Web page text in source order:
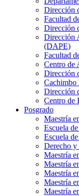
Dirección
Facultad
Dirección
Dirección
(DAPE)
Facultad
Centro de
Dirección
Dirección
Centro de
Posgrado
Maestría
Escuela
Escuela
Derecho y
Maestría
Maestría
Maestría
Maestría
Maestría